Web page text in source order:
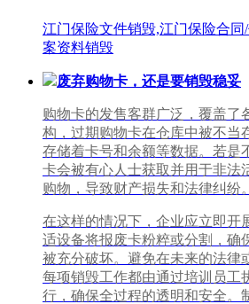
江门保险文件销毁,江门保险合
案资料销毁
废弃购物卡，还是要销毁稳妥
购物卡的发售客群广泛，覆盖了
构，过期购物卡在仓库中被不当
存储着卡号和余额等数据。若是
卡会被有心人士获取并用于非法
购物，导致财产损失和法律纠纷。
在这样的情况下，企业应立即开
适设备将报废卡粉粹或分割，确
被充分破坏。避免在未来的法律
每项销毁工作都由通过培训员工
行，确保全过程的透明和安全。